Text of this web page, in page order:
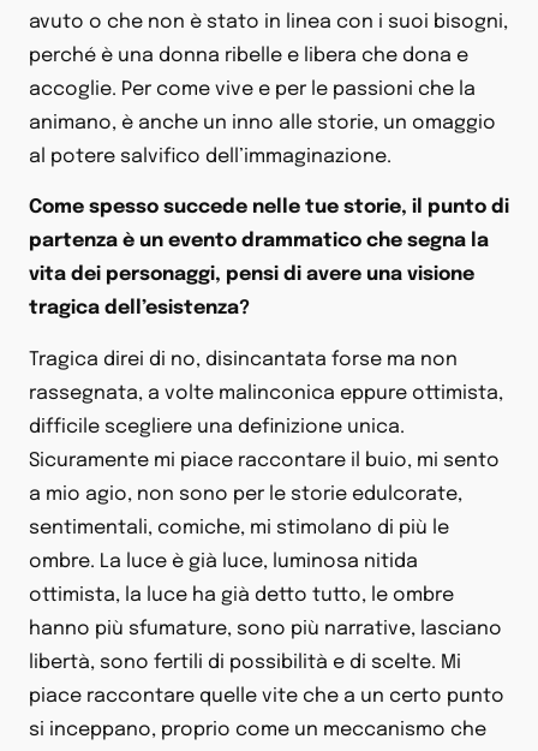
avuto o che non è stato in linea con i suoi bisogni,
perché è una donna ribelle e libera che dona e
accoglie. Per come vive e per le passioni che la
animano, è anche un inno alle storie, un omaggio
al potere salvifico dell’immaginazione.
Come spesso succede nelle tue storie, il punto di
partenza è un evento drammatico che segna la
vita dei personaggi, pensi di avere una visione
tragica dell’esistenza?
Tragica direi di no, disincantata forse ma non
rassegnata, a volte malinconica eppure ottimista,
difficile scegliere una definizione unica.
Sicuramente mi piace raccontare il buio, mi sento
a mio agio, non sono per le storie edulcorate,
sentimentali, comiche, mi stimolano di più le
ombre. La luce è già luce, luminosa nitida
ottimista, la luce ha già detto tutto, le ombre
hanno più sfumature, sono più narrative, lasciano
libertà, sono fertili di possibilità e di scelte. Mi
piace raccontare quelle vite che a un certo punto
si inceppano, proprio come un meccanismo che